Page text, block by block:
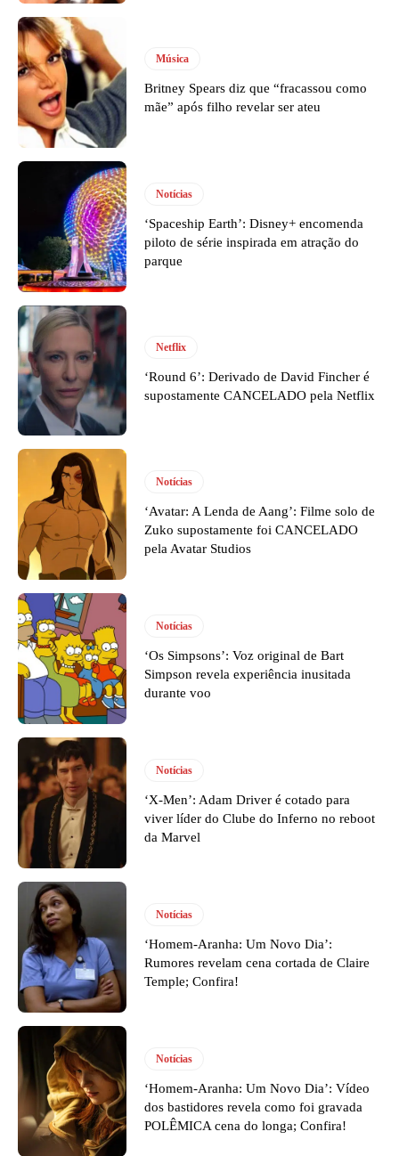
Música
Britney Spears diz que “fracassou como
mãe” após filho revelar ser ateu
Notícias
‘Spaceship Earth’: Disney+ encomenda
piloto de série inspirada em atração do
parque
Netflix
‘Round 6’: Derivado de David Fincher é
supostamente CANCELADO pela Netflix
Notícias
‘Avatar: A Lenda de Aang’: Filme solo de
Zuko supostamente foi CANCELADO
pela Avatar Studios
Notícias
‘Os Simpsons’: Voz original de Bart
Simpson revela experiência inusitada
durante voo
Notícias
‘X-Men’: Adam Driver é cotado para
viver líder do Clube do Inferno no reboot
da Marvel
Notícias
‘Homem-Aranha: Um Novo Dia’:
Rumores revelam cena cortada de Claire
Temple; Confira!
Notícias
‘Homem-Aranha: Um Novo Dia’: Vídeo
dos bastidores revela como foi gravada
POLÊMICA cena do longa; Confira!